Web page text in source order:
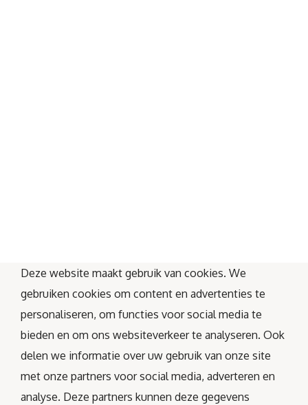
Deze website maakt gebruik van cookies. We
gebruiken cookies om content en advertenties te
personaliseren, om functies voor social media te
bieden en om ons websiteverkeer te analyseren. Ook
delen we informatie over uw gebruik van onze site
met onze partners voor social media, adverteren en
analyse. Deze partners kunnen deze gegevens